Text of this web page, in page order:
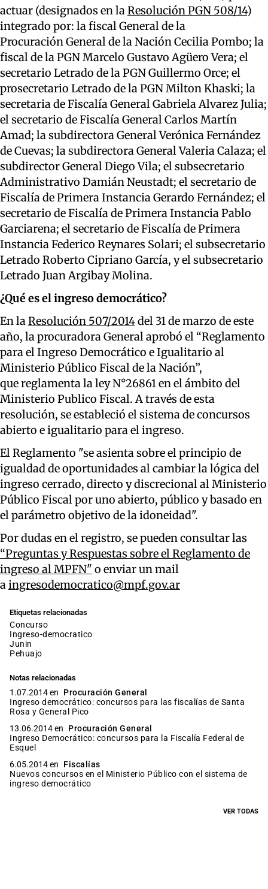
actuar (designados en laResolución PGN 508/14)
integrado por: la fiscal General de la
Procuración General de la Nación Cecilia Pombo; la
fiscal de la PGN Marcelo Gustavo Agüero Vera; el
secretario Letrado de la PGN Guillermo Orce; el
prosecretario Letrado de la PGN Milton Khaski; la
secretaria de Fiscalía General Gabriela Alvarez Julia;
el secretario de Fiscalía General Carlos Martín
Amad; la subdirectora General Verónica Fernández
de Cuevas; la subdirectora General Valeria Calaza; el
subdirector General Diego Vila; el subsecretario
Administrativo Damián Neustadt; el secretario de
Fiscalía de Primera Instancia Gerardo Fernández; el
secretario de Fiscalía de Primera Instancia Pablo
Garciarena; el secretario de Fiscalía de Primera
Instancia Federico Reynares Solari; el subsecretario
Letrado Roberto Cipriano García, y el subsecretario
Letrado Juan Argibay Molina.
¿Qué es el ingreso democrático?
En laResolución 507/2014del 31 de marzo de este
año, la procuradora General aprobó el “Reglamento
para el Ingreso Democrático e Igualitario al
Ministerio Público Fiscal de la Nación”,
que reglamenta la ley N°26861 en el ámbito del
Ministerio Publico Fiscal. A través de esta
resolución, se estableció el sistema de concursos
abierto e igualitario para el ingreso.
El Reglamento "se asienta sobre el principio de
igualdad de oportunidades al cambiar la lógica del
ingreso cerrado, directo y discrecional al Ministerio
Público Fiscal por uno abierto, público y basado en
el parámetro objetivo de la idoneidad".
Por dudas en el registro, se pueden consultar las
“Preguntas y Respuestas sobre el Reglamento de
ingreso al MPFN" o enviar un mail
aingresodemocratico@mpf.gov.ar
Etiquetas relacionadas
Concurso
ingreso-democratico
junin
pehuajo
Notas relacionadas
1.07.2014 en
Procuración General
Ingreso democrático: concursos para las fiscalías de Santa
Rosa y General Pico
13.06.2014 en
Procuración General
Ingreso Democrático: concursos para la Fiscalía Federal de
Esquel
6.05.2014 en
Fiscalías
Nuevos concursos en el Ministerio Público con el sistema de
ingreso democrático
VER TODAS